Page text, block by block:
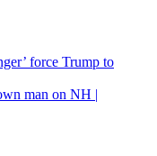
force Trump to
man on NH |